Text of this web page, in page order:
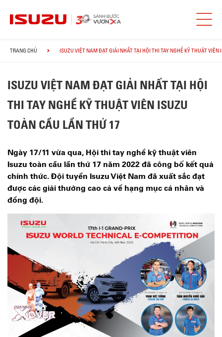
TRANG CHỦ ISUZU VIỆT NAM ĐẠT GIẢI NHẤT TẠI HỘI THI TAY NGHỀ KỸ THUẬT VIÊN
ISUZU VIỆT NAM ĐẠT GIẢI NHẤT TẠI HỘI
THI TAY NGHỀ KỸ THUẬT VIÊN ISUZU
TOÀN CẦU LẦN THỨ 17
Ngày 17/11 vừa qua, Hội thi tay nghề kỹ thuật viên
Isuzu toàn cầu lần thứ 17 năm 2022 đã công bố kết quả
chính thức. Đội tuyển Isuzu Việt Nam đã xuất sắc đạt
được các giải thưởng cao cả về hạng mục cá nhân và
đồng đội.